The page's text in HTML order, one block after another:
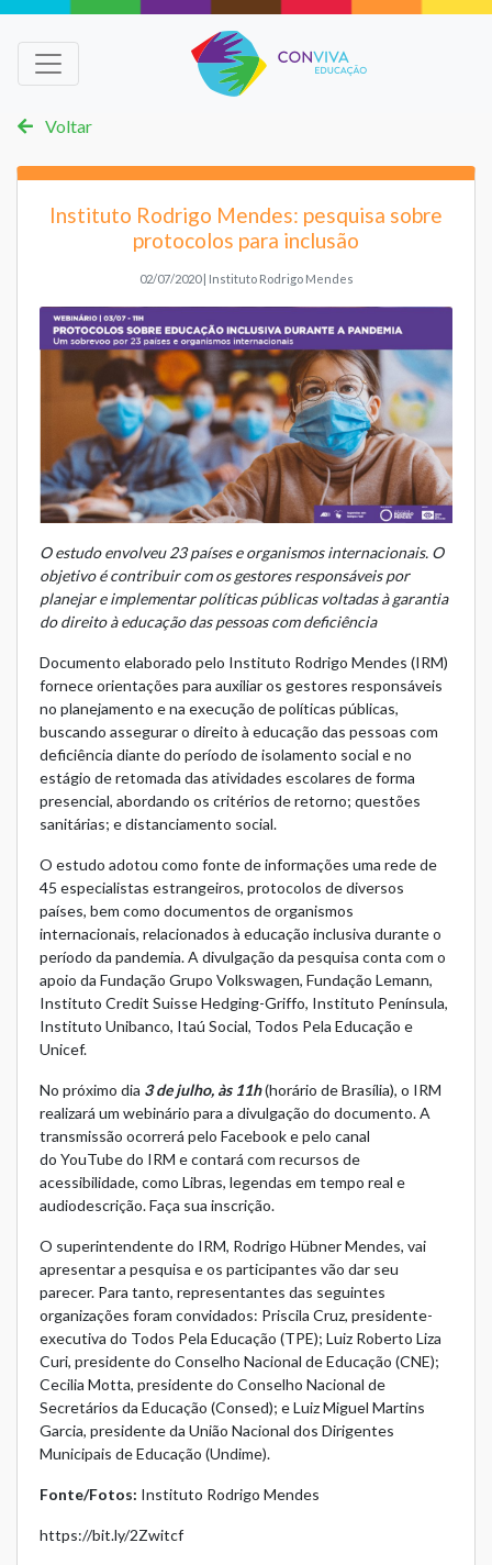
Voltar
Instituto Rodrigo Mendes: pesquisa sobre
protocolos para inclusão
02/07/2020 | Instituto Rodrigo Mendes
O estudo envolveu 23 países e organismos internacionais. O
objetivo é contribuir com os gestores responsáveis por
planejar e implementar políticas públicas voltadas à garantia
do direito à educação das pessoas com deficiência
Documento elaborado pelo Instituto Rodrigo Mendes (IRM)
fornece orientações para auxiliar os gestores responsáveis
no planejamento e na execução de políticas públicas,
buscando assegurar o direito à educação das pessoas com
deficiência diante do período de isolamento social e no
estágio de retomada das atividades escolares de forma
presencial, abordando os critérios de retorno; questões
sanitárias; e distanciamento social.
O estudo adotou como fonte de informações uma rede de
45 especialistas estrangeiros, protocolos de diversos
países, bem como documentos de organismos
internacionais, relacionados à educação inclusiva durante o
período da pandemia. A divulgação da pesquisa conta com o
apoio da Fundação Grupo Volkswagen, Fundação Lemann,
Instituto Credit Suisse Hedging-Griffo, Instituto Península,
Instituto Unibanco, Itaú Social, Todos Pela Educação e
Unicef.
No próximo dia 3 de julho, às 11h(horário de Brasília), o IRM
realizará um webinário para a divulgação do documento. A
transmissão ocorrerá pelo Facebooke pelo canal
do YouTubedo IRM e contará com recursos de
acessibilidade, como Libras, legendas em tempo real e
audiodescrição.Faça sua inscrição.
O superintendente do IRM, Rodrigo Hübner Mendes, vai
apresentar a pesquisa e os participantes vão dar seu
parecer. Para tanto, representantes das seguintes
organizações foram convidados: Priscila Cruz, presidente-
executiva do Todos Pela Educação (TPE); Luiz Roberto Liza
Curi, presidente do Conselho Nacional de Educação (CNE);
Cecilia Motta, presidente do Conselho Nacional de
Secretários da Educação (Consed); e Luiz Miguel Martins
Garcia, presidente da União Nacional dos Dirigentes
Municipais de Educação (Undime).
Fonte/Fotos: Instituto Rodrigo Mendes
https://bit.ly/2Zwitcf